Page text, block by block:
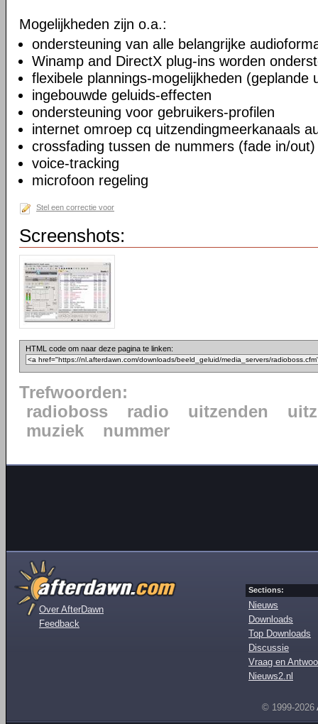
Mogelijkheden zijn o.a.:
ondersteuning van alle belangrijke
Winamp and DirectX plug-ins worden
flexibele plannings-mogelijkheden (geplande
ingebouwde geluids-effecten
ondersteuning voor gebruikers-profilen
internet omroep cq uitzendingmeerkanaals
crossfading tussen de nummers (fade in/out)
voice-tracking
microfoon regeling
Stel een correctie voor
Screenshots:
HTML code om naar deze pagina te linken:
Trefwoorden:
radioboss
radio uitzenden
muziek
nummer
Over AfterDawn
Feedback
Sections:
Nieuws
Downloads
Top Downloads
Discussie
Vraag en
Nieuws2.nl
© 1999-2026